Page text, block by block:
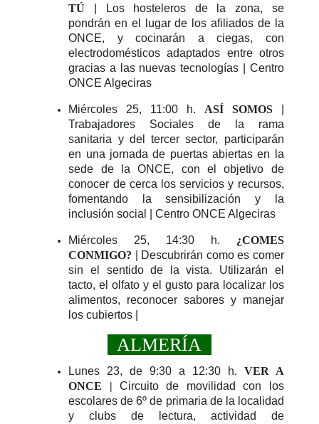
TÚ | Los hosteleros de la zona, se
pondrán en el lugar de los afiliados de la
ONCE, y cocinarán a ciegas, con
electrodomésticos adaptados entre otros
gracias a las nuevas tecnologías | Centro
ONCE Algeciras
Miércoles 25, 11:00 h. ASÍ SOMOS
Trabajadores Sociales de la rama
sanitaria y del tercer sector, participarán
en una jornada de puertas abiertas en la
sede de la ONCE, con el objetivo de
conocer de cerca los servicios y recursos,
fomentando la sensibilización y la
inclusión social | Centro ONCE Algeciras
Miércoles 25, 14:30 h. ¿COMES
CONMIGO?
| Descubrirán como es comer
sin el sentido de la vista. Utilizarán el
tacto, el olfato y el gusto para localizar los
alimentos, reconocer sabores y manejar
los cubiertos |
ALMERÍA
Lunes 23, de 9:30 a 12:30 h. VER A
ONCE | Circuito de movilidad con los
escolares de 6º de primaria de la localidad
y clubs de lectura, actividad de